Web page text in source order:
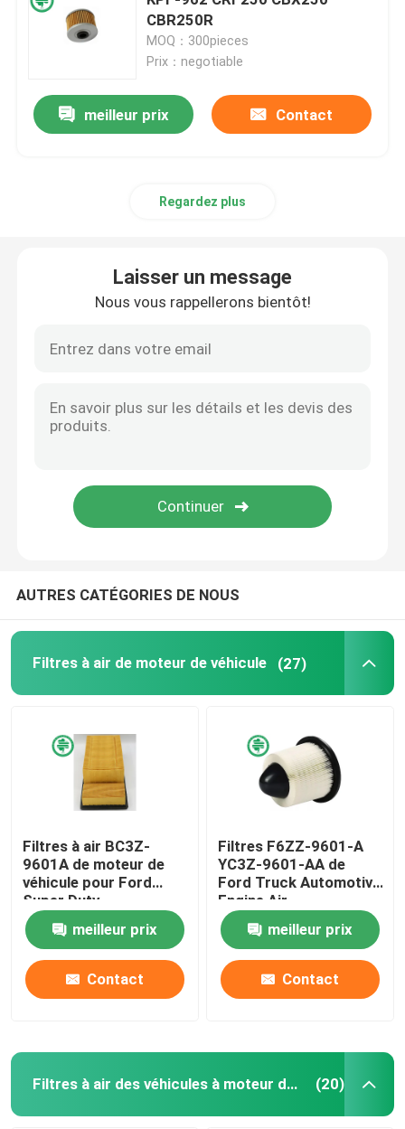
Filtre de carburant pour véhicules à moteur
Filtres à huile de cartouche
Filtres de transmission automatique
Filtres de matériel de construction
CBR250R
MOQ：300pieces
Prix：negotiable
meilleur prix Contact
Regardez plus
Laisser un message
Nous vous rappellerons bientôt!
AUTRES CATÉGORIES DE NOUS
Filtres à air de moteur de véhicule (27)
Filtres à air BC3Z-
9601A de moteur de
véhicule pour Ford
Super Duty
meilleur prix
Contact
Filtres F6ZZ-9601-A
YC3Z-9601-AA de
Ford Truck Automotive
Engine Air
meilleur prix
Contact
Filtres à air des véhicules à moteur de cabine (20)